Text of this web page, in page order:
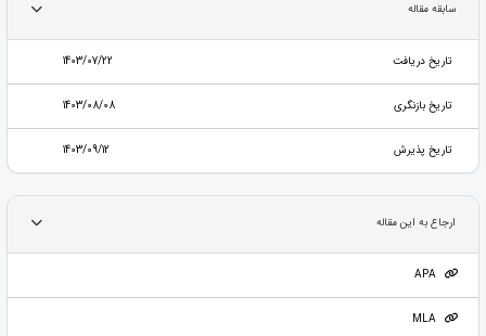
سابقه مقاله
تاریخ دریافت 1403/07/22
تاریخ بازنگری 1403/08/08
تاریخ پذیرش 1403/09/12
ارجاع به این مقاله
APA
MLA